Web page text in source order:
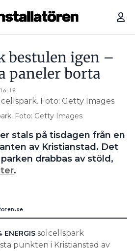
bestulen igen –
paneler borta
Foto: Getty Images
stals på tisdagen från en
av Kristianstad. Det
drabbas av stöld,
.
ENERGIS solcellspark
punkten i Kristianstad av